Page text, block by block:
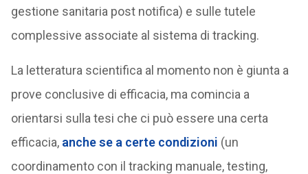
gestione sanitaria post notifica) e sulle tutele
complessive associate al sistema di tracking.
La letteratura scientifica al momento non è giunta a
prove conclusive di efficacia, ma comincia a
orientarsi sulla tesi che ci può essere una certa
efficacia, anche se a certe condizioni (un
coordinamento con il tracking manuale, testing,